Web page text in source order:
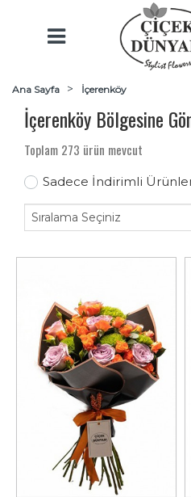
Ana Sayfa İçerenköy
İçerenköy Bölgesine
Toplam 273 ürün mevcut
Sadece İndirimli